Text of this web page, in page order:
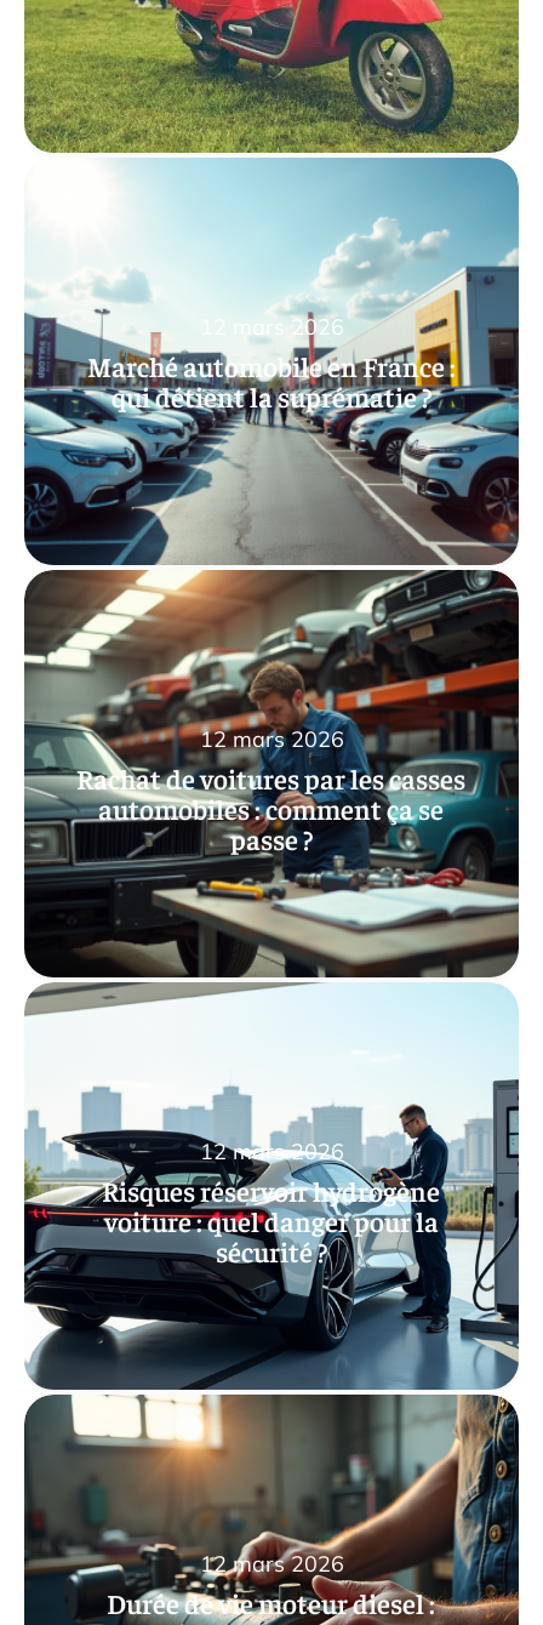
Marché automobile en France :
qui détient la suprématie ?
12 mars 2026
Rachat de voitures par les casses
automobiles : comment ça se
passe ?
12 mars 2026
Risques réservoir hydrogène
voiture : quel danger pour la
sécurité ?
12 mars 2026
Durée de vie moteur diesel :
12 mars 2026